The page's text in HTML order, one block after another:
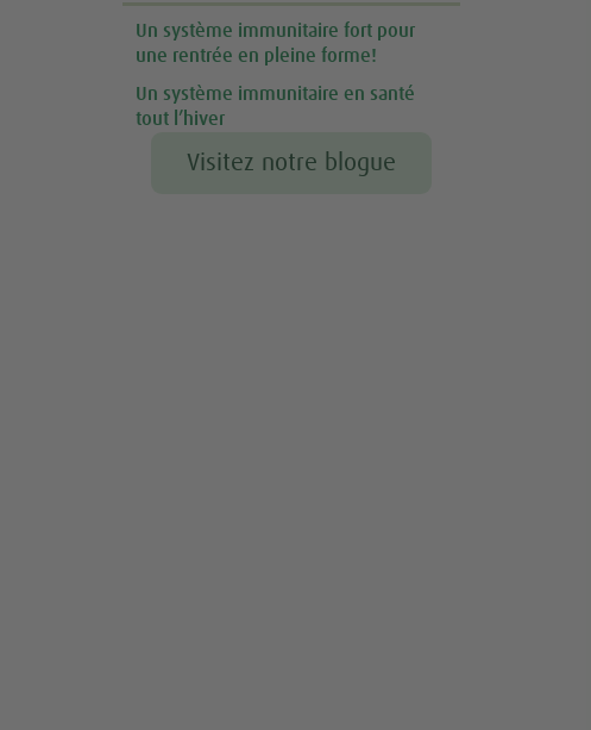
Un système immunitaire fort pour
une rentrée en pleine forme!
Un système immunitaire en santé
tout l’hiver
Visitez notre blogue